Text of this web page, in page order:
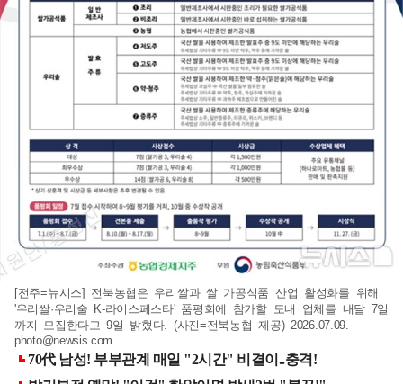
[전주=뉴시스] 전북농협은 우리쌀과 쌀 가공식품 산업 활성화를 위해
'우리쌀·우리술 K-라이스페스타' 품평회에 참가할 도내 업체를 내달 7일
까지 모집한다고 9일 밝혔다. (사진=전북농협 제공) 2026.07.09.
photo@newsis.com